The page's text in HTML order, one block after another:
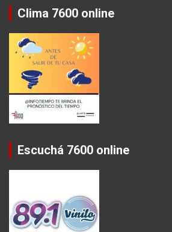
Clima 7600 online
Escuchá 7600 online